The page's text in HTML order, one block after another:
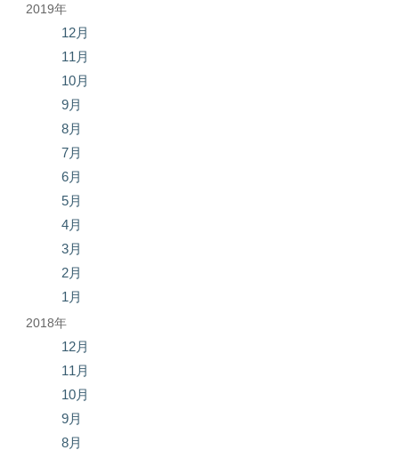
2019年
12月
11月
10月
9月
8月
7月
6月
5月
4月
3月
2月
1月
2018年
12月
11月
10月
9月
8月